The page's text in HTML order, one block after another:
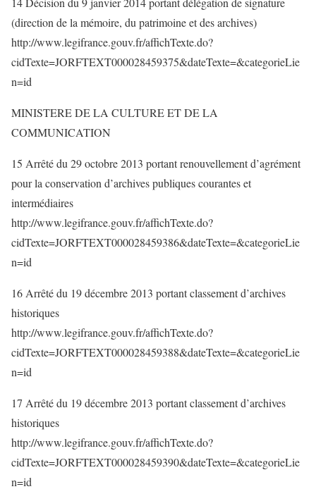
(direction de la mémoire, du patrimoine et des archives)
http://www.legifrance.gouv.fr/affichTexte.do?
cidTexte=JORFTEXT000028459375&dateTexte=&categorieLie
n=id
MINISTERE DE LA CULTURE ET DE LA
COMMUNICATION
15 Arrêté du 29 octobre 2013 portant renouvellement d’agrément
pour la conservation d’archives publiques courantes et
intermédiaires
http://www.legifrance.gouv.fr/affichTexte.do?
cidTexte=JORFTEXT000028459386&dateTexte=&categorieLie
n=id
16 Arrêté du 19 décembre 2013 portant classement d’archives
historiques
http://www.legifrance.gouv.fr/affichTexte.do?
cidTexte=JORFTEXT000028459388&dateTexte=&categorieLie
n=id
17 Arrêté du 19 décembre 2013 portant classement d’archives
historiques
http://www.legifrance.gouv.fr/affichTexte.do?
cidTexte=JORFTEXT000028459390&dateTexte=&categorieLie
n=id